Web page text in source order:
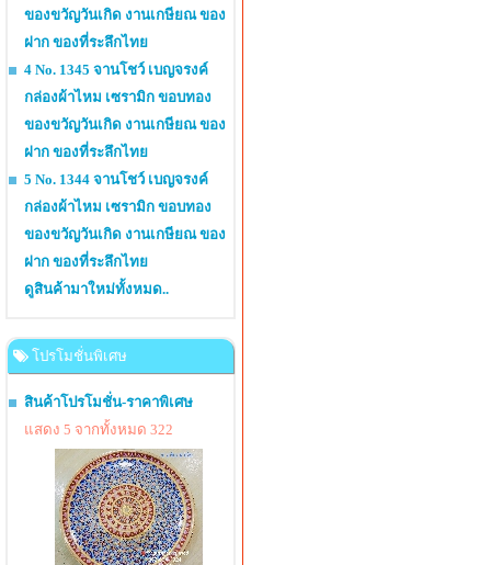
ของขวัญวันเกิด งานเกษียณ ของ
ฝาก ของที่ระลึกไทย
4 No. 1345 จานโชว์ เบญจรงค์
กล่องผ้าไหม เซรามิก ขอบทอง
ของขวัญวันเกิด งานเกษียณ ของ
ฝาก ของที่ระลึกไทย
5 No. 1344 จานโชว์ เบญจรงค์
กล่องผ้าไหม เซรามิก ขอบทอง
ของขวัญวันเกิด งานเกษียณ ของ
ฝาก ของที่ระลึกไทย
ดูสินค้ามาใหม่ทั้งหมด..
โปรโมชั่นพิเศษ
สินค้าโปรโมชั่น-ราคาพิเศษ
แสดง 5 จากทั้งหมด 322